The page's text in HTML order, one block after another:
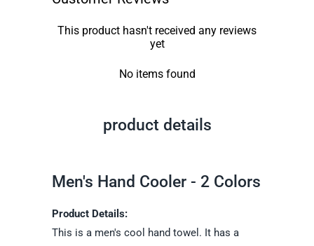
This product hasn't received any reviews
yet
No items found
product details
Men's Hand Cooler - 2 Colors
Product Details:
This is a men's cool hand towel. It has a